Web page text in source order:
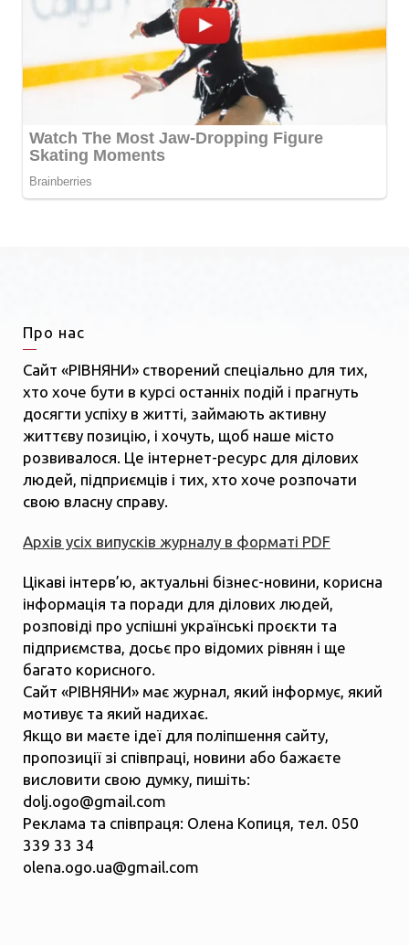
Про нас
Сайт «РІВНЯНИ» створений спеціально для тих,
хто хоче бути в курсі останніх подій і прагнуть
досягти успіху в житті, займають активну
життєву позицію, і хочуть, щоб наше місто
розвивалося. Це інтернет-ресурс для ділових
людей, підприємців і тих, хто хоче розпочати
свою власну справу.
Архів усіх випусків журналу в форматі PDF
Цікаві інтерв’ю, актуальні бізнес-новини, корисна
інформація та поради для ділових людей,
розповіді про успішні українські проєкти та
підприємства, досьє про відомих рівнян і ще
багато корисного.
Сайт «РІВНЯНИ» має журнал, який інформує, який
мотивує та який надихає.
Якщо ви маєте ідеї для поліпшення сайту,
пропозиції зі співпраці, новини або бажаєте
висловити свою думку, пишіть:
dolj.ogo@gmail.com
Реклама та співпраця: Олена Копиця, тел. 050
339 33 34
olena.ogo.ua@gmail.com